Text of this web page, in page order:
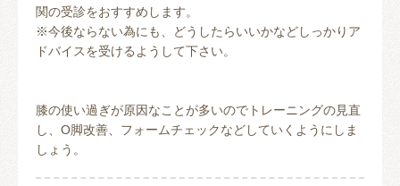
関の受診をおすすめします。
※今後ならない為にも、どうしたらいいかなどしっかりア
ドバイスを受けるようして下さい。
膝の使い過ぎが原因なことが多いのでトレーニングの見直
し、O脚改善、フォームチェックなどしていくようにしま
しょう。